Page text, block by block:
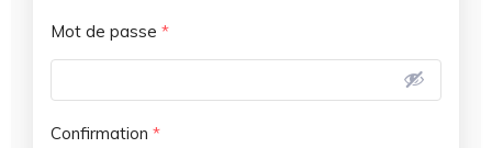
Mot de passe *
Confirmation *